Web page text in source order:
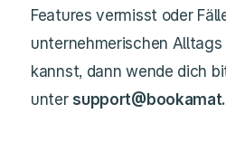
Features vermisst oder
unternehmerischen
kannst, dann wende dich
unter